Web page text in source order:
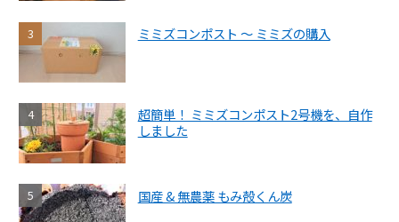
ミミズコンポスト ～ ミミズの購入
超簡単！ ミミズコンポスト2号機を、自作
しました
国産 & 無農薬 もみ殻くん炭